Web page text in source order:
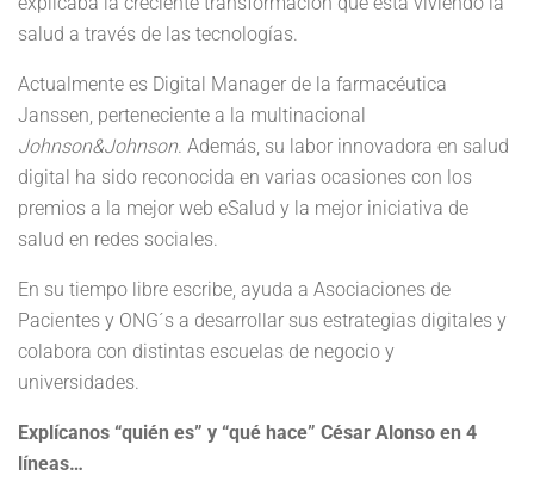
salud a través de las tecnologías.
Actualmente es Digital Manager de la farmacéutica
Janssen, perteneciente a la multinacional
Johnson&Johnson. Además, su labor innovadora en salud
digital ha sido reconocida en varias ocasiones con los
premios a la mejor web eSalud y la mejor iniciativa de
salud en redes sociales.
En su tiempo libre escribe, ayuda a Asociaciones de
Pacientes y ONG´s a desarrollar sus estrategias digitales y
colabora con distintas escuelas de negocio y
universidades.
Explícanos “quién es” y “qué hace” César Alonso en 4
líneas…